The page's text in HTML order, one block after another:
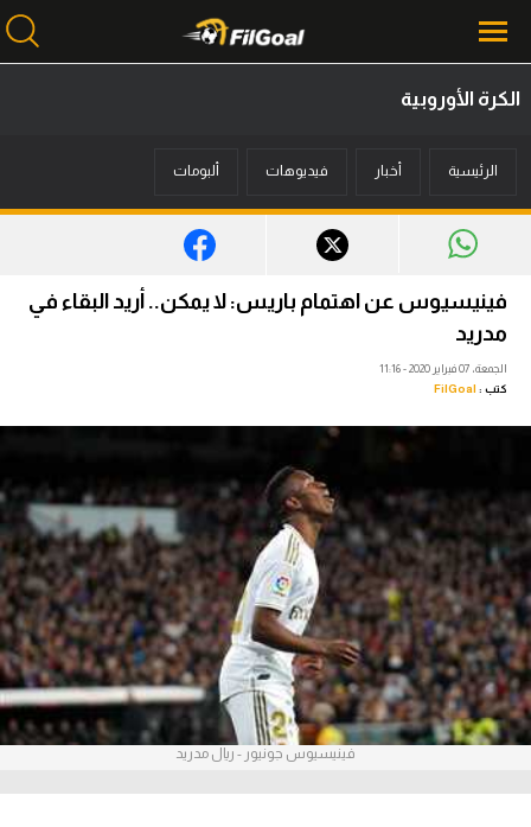
أخبار
ميركاتو
فانتازي في الجول
مسابقة التوقعات
عدسات
آراء حرة
ركن الألعاب
بطولات
الدوري المصري
الكرة الأوروبية
الرئيسية أخبار فيديوهات ألبومات
فينيسيوس عن اهتمام باريس: لا يمكن.. أريد البقاء في
مدريد
الجمعة، 07 فبراير 2020 - 11:16
كتب : FilGoal
فينيسيوس جونيور - ريال مدريد